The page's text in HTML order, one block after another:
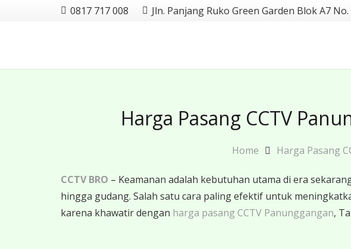
0817 717 008 Jln. Panjang Ruko Green Garden Blok A7
Harga Pasang CCTV
Home Harga Pasang
CCTV BRO – Keamanan adalah kebutuhan utama di era
hingga gudang. Salah satu cara paling efektif untuk
karena khawatir dengan harga pasang CCTV Panunggangan,